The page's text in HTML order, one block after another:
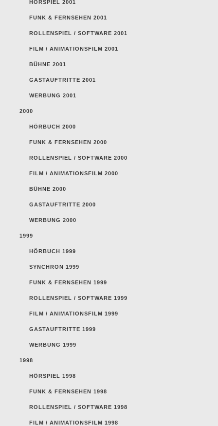
HÖRSPIEL 2001
FUNK & FERNSEHEN 2001
ROLLENSPIEL / SOFTWARE 2001
FILM / ANIMATIONSFILM 2001
BÜHNE 2001
GASTAUFTRITTE 2001
WERBUNG 2001
2000
HÖRBUCH 2000
FUNK & FERNSEHEN 2000
ROLLENSPIEL / SOFTWARE 2000
FILM / ANIMATIONSFILM 2000
BÜHNE 2000
GASTAUFTRITTE 2000
WERBUNG 2000
1999
HÖRBUCH 1999
SYNCHRON 1999
FUNK & FERNSEHEN 1999
ROLLENSPIEL / SOFTWARE 1999
FILM / ANIMATIONSFILM 1999
GASTAUFTRITTE 1999
WERBUNG 1999
1998
HÖRSPIEL 1998
FUNK & FERNSEHEN 1998
ROLLENSPIEL / SOFTWARE 1998
FILM / ANIMATIONSFILM 1998